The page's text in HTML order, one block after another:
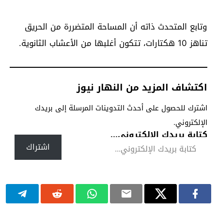
وتابع المتحدث ذاته أن المساحة المتضررة من الحريق
تناهز 10 هكتارات، تتكون أغلبها من الأعشاب الثانوية.
اكتشاف المزيد من النهار نيوز
اشترك للحصول على أحدث التدوينات المرسلة إلى بريدك
الإلكتروني.
كتابة بريدك الإلكتروني...
اشتراك